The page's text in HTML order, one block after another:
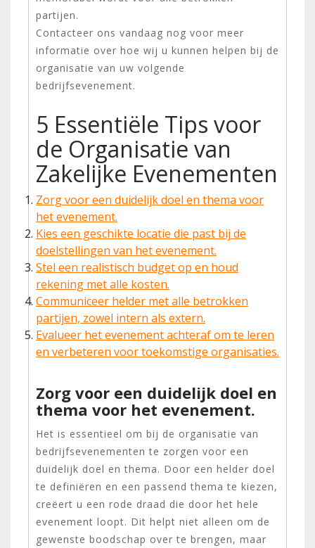
partijen.
Contacteer ons vandaag nog voor meer
informatie over hoe wij u kunnen helpen bij de
organisatie van uw volgende
bedrijfsevenement.
5 Essentiële Tips voor
de Organisatie van
Zakelijke Evenementen
Zorg voor een duidelijk doel en thema voor
het evenement.
Kies een geschikte locatie die past bij de
doelstellingen van het evenement.
Stel een realistisch budget op en houd
rekening met alle kosten.
Communiceer helder met alle betrokken
partijen, zowel intern als extern.
Evalueer het evenement achteraf om te leren
en verbeteren voor toekomstige organisaties.
Zorg voor een duidelijk doel en
thema voor het evenement.
Het is essentieel om bij de organisatie van
bedrijfsevenementen te zorgen voor een
duidelijk doel en thema. Door een helder doel
te definiëren en een passend thema te kiezen,
creëert u een rode draad die door het hele
evenement loopt. Dit helpt niet alleen om de
gewenste boodschap over te brengen, maar